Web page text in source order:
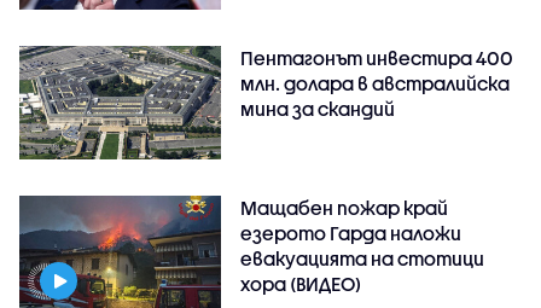
Пентагонът инвестира 400
млн. долара в австралийска
мина за скандий
Мащабен пожар край
езерото Гарда наложи
евакуацията на стотици
хора (ВИДЕО)